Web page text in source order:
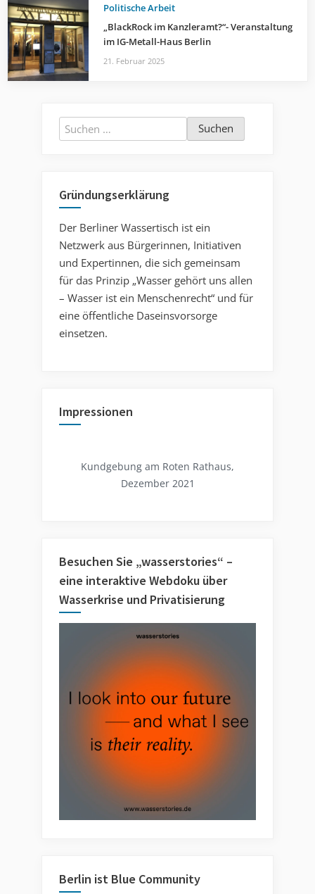
Politische Arbeit
„BlackRock im Kanzleramt?“- Veranstaltung
im IG-Metall-Haus Berlin
21. Februar 2025
Suchen
nach:
Gründungserklärung
Der Berliner Wassertisch ist ein
Netzwerk aus Bürgerinnen, Initiativen
und Expertinnen, die sich gemeinsam
für das Prinzip „Wasser gehört uns allen
– Wasser ist ein Menschenrecht“ und für
eine öffentliche Daseinsvorsorge
einsetzen.
Impressionen
Kundgebung am Roten Rathaus,
Dezember 2021
Besuchen Sie „wasserstories“ –
eine interaktive Webdoku über
Wasserkrise und Privatisierung
Berlin ist Blue Community